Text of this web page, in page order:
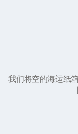
我们将空的海运纸